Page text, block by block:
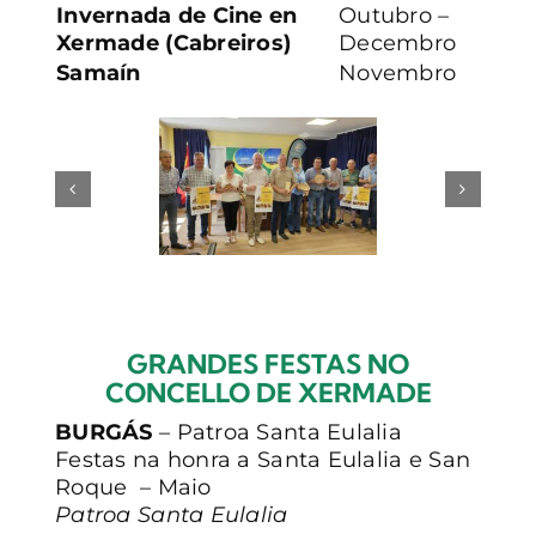
Invernada de Cine en
Xermade (Cabreiros)
Outubro –
Decembro
Samaín
Novembro
GRANDES FESTAS NO
CONCELLO DE XERMADE
BURGÁS – Patroa Santa Eulalia
Festas na honra a Santa Eulalia e San
Roque – Maio
Patroa Santa Eulalia